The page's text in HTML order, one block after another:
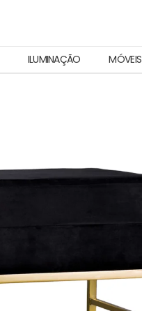
ILUMINAÇÃO MÓVEIS